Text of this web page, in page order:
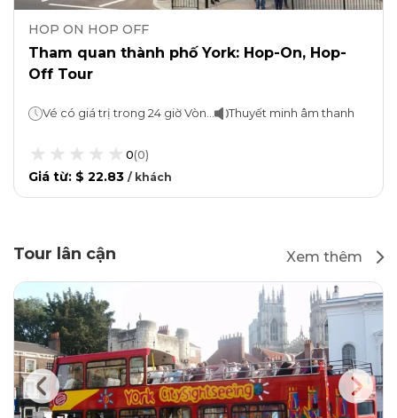
HOP ON HOP OFF
Tham quan thành phố York: Hop-On, Hop-
Off Tour
Vé có giá trị trong 24 giờ Vòng lặp xe buýt mất 15 phút. Thuyết minh âm thanh
0(0)
Giá từ: $ 22.83 / khách
Tour lân cận Xem thêm